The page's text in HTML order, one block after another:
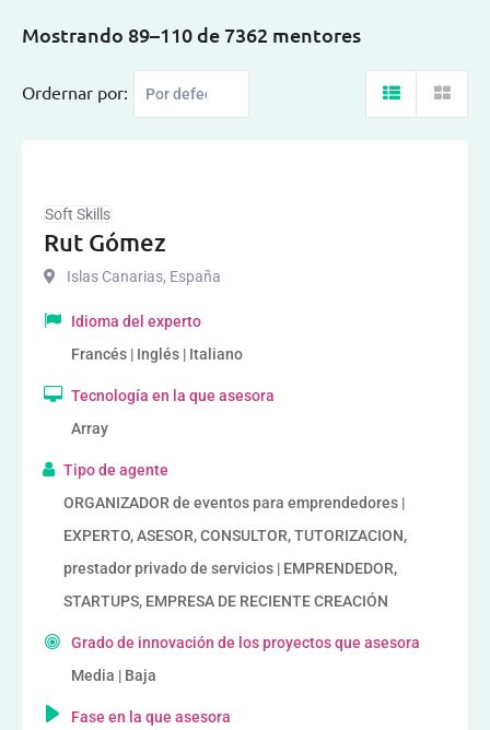
Mostrando 89–110 de 7362 mentores
Ordernar por:
Soft Skills
Rut Gómez
Islas Canarias, España
Idioma del experto
Francés | Inglés | Italiano
Tecnología en la que asesora
Array
Tipo de agente
ORGANIZADOR de eventos para emprendedores |
EXPERTO, ASESOR, CONSULTOR, TUTORIZACION,
prestador privado de servicios | EMPRENDEDOR,
STARTUPS, EMPRESA DE RECIENTE CREACIÓN
Grado de innovación de los proyectos que asesora
Media | Baja
Fase en la que asesora